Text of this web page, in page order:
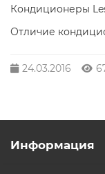
Кондиционеры
Отличие
24.03.2016
Информация